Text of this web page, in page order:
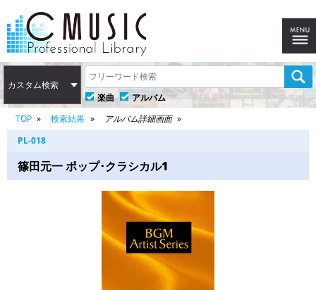
カスタム検索
楽曲
アルバム
TOP
検索結果
アルバム詳細画面
PL-018
篠田元一 ポップ･クラシカル1